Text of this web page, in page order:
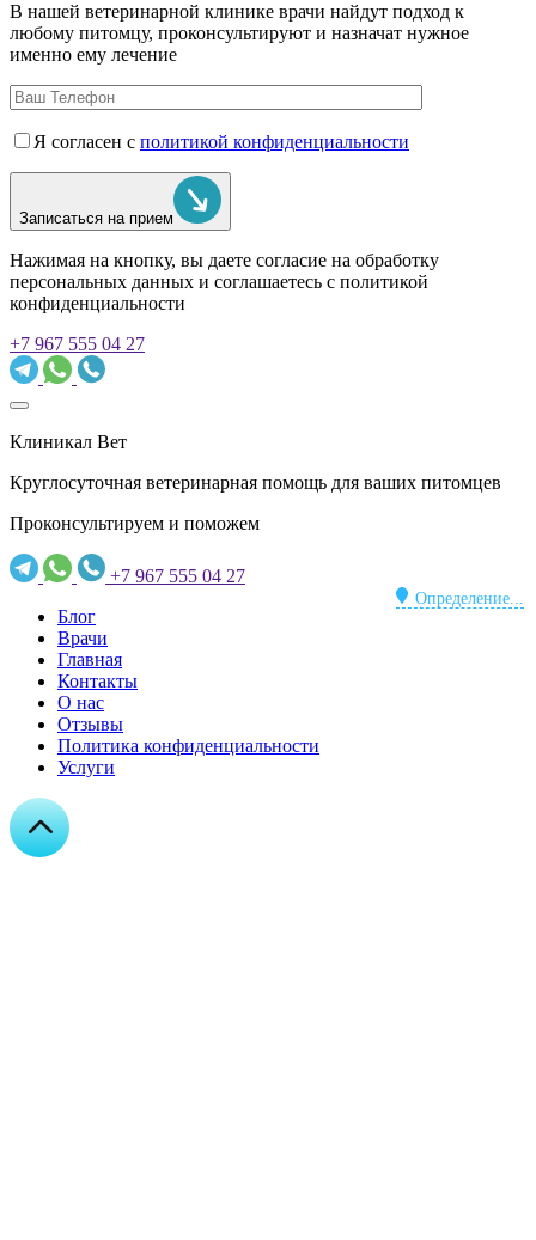
В нашей ветеринарной клинике врачи найдут подход к
любому питомцу, проконсультируют и назначат нужное
именно ему лечение
Я согласен с политикой конфиденциальности
Записаться на прием
Нажимая на кнопку, вы даете согласие на обработку
персональных данных и соглашаетесь c политикой
конфиденциальности
+7 967 555 04 27
Клиникал Вет
Круглосуточная ветеринарная помощь для ваших питомцев
Проконсультируем и поможем
+7 967 555 04 27
Определение...
Блог
Врачи
Главная
Контакты
О нас
Отзывы
Политика конфиденциальности
Услуги